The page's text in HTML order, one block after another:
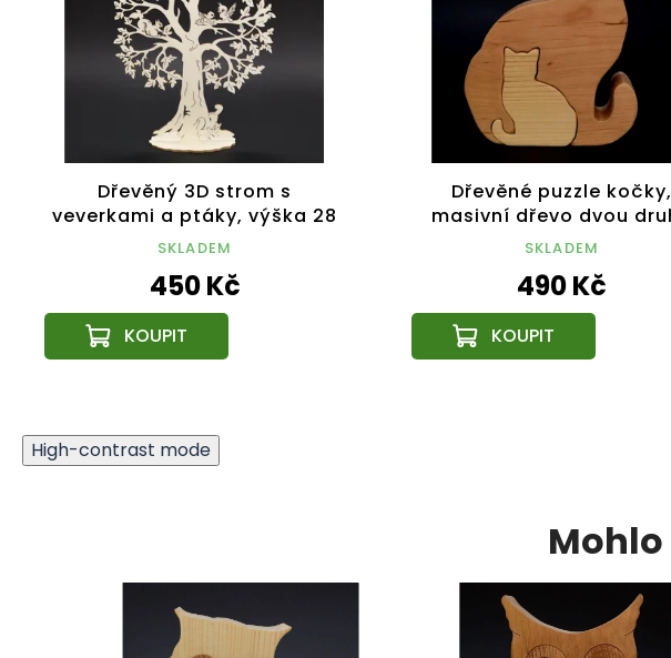
Dřevěný 3D strom s
veverkami a ptáky, výška 28
cm
SKLADEM
450 Kč
Dřevěné puzzle kočky,
masivní dřevo dvou
dřevin, 11,5x15x3 cm
SKLADEM
490 Kč
High-contrast mode